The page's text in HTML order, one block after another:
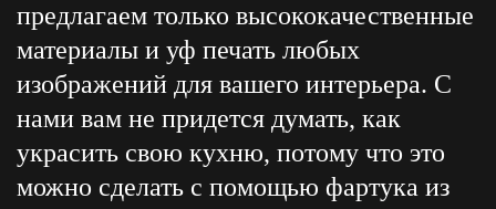
предлагаем только высококачественные
материалы и уф печать любых
изображений для вашего интерьера. С
нами вам не придется думать, как
украсить свою кухню, потому что это
можно сделать с помощью фартука из